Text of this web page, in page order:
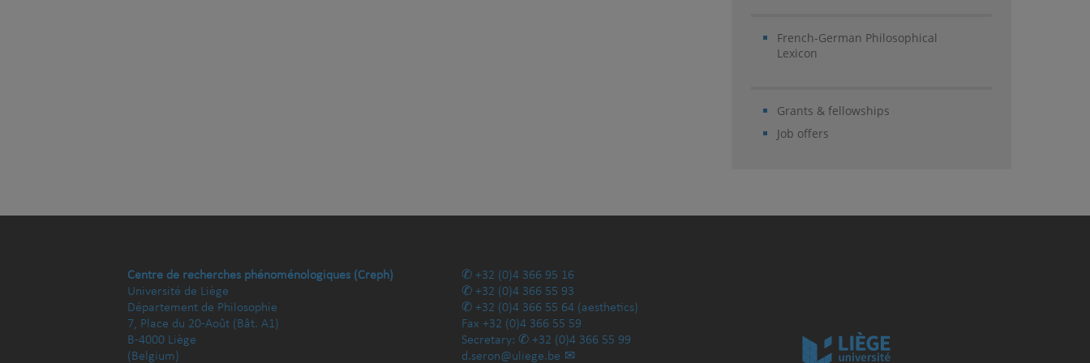
French-German Philosophical
Lexicon
Grants & fellowships
Job offers
Centre de recherches phénoménologiques (Creph)
Université de Liège
Département de Philosophie
7, Place du 20-Août (Bât. A1)
B-4000 Liège
(Belgium)
+32 (0)4 366 95 16
+32 (0)4 366 55 93
+32 (0)4 366 55 64 (aesthetics)
Fax +32 (0)4 366 55 59
Secretary:
+32 (0)4 366 55 99
d.seron@uliege.be